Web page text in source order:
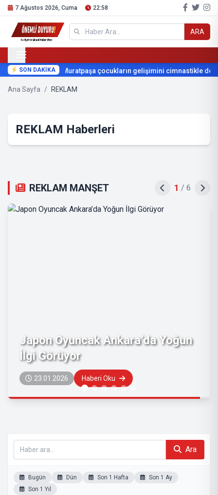
7 Ağustos 2026, Cuma 22:58
ARA
SON DAKİKAMuratpaşa çocukların gelişimini cimnastikle
Ana Sayfa / REKLAM
REKLAM Haberleri
REKLAM MANŞET 2 / 6
BAŞIN DÜŞERSE DARA… SELEN
GÜLKOKAN’I ARA!
09.10.2025 Haberi Oku
Ara
Bugün Dün Son 1 Hafta
Son 1 Ay
Son 1 Yıl